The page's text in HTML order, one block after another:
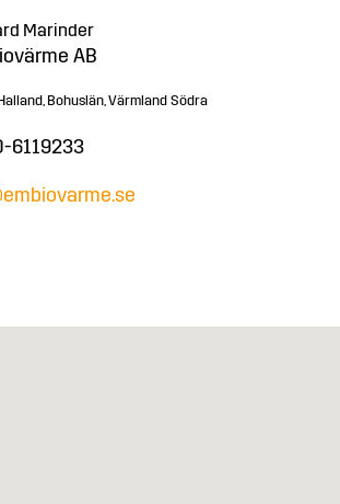
Marinder
AB
Bohuslän, Värmland Södra
6119233